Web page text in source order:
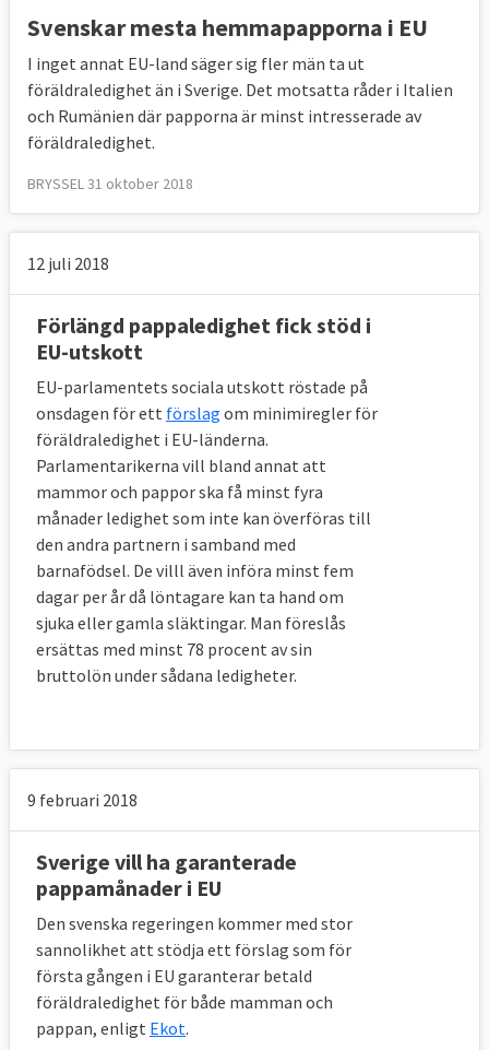
Svenskar mesta hemmapapporna i EU
I inget annat EU-land säger sig fler män ta ut
föräldraledighet än i Sverige. Det motsatta råder i Italien
och Rumänien där papporna är minst intresserade av
föräldraledighet.
BRYSSEL 31 oktober 2018
12 juli 2018
Förlängd pappaledighet fick stöd i
EU-utskott
EU-parlamentets sociala utskott röstade på
onsdagen för ett förslag om minimiregler för
föräldraledighet i EU-länderna.
Parlamentarikerna vill bland annat att
mammor och pappor ska få minst fyra
månader ledighet som inte kan överföras till
den andra partnern i samband med
barnafödsel. De villl även införa minst fem
dagar per år då löntagare kan ta hand om
sjuka eller gamla släktingar. Man föreslås
ersättas med minst 78 procent av sin
bruttolön under sådana ledigheter.
9 februari 2018
Sverige vill ha garanterade
pappamånader i EU
Den svenska regeringen kommer med stor
sannolikhet att stödja ett förslag som för
första gången i EU garanterar betald
föräldraledighet för både mamman och
pappan, enligt Ekot.